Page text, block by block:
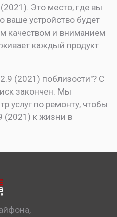
Это место, где вы
ваше устройство будет
качеством и вниманием
каждый продукт
(2021) поблизости"? С
закончен. Мы
услуг по ремонту, чтобы
(2021) к жизни в